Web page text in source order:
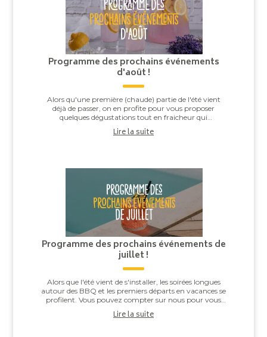
Programme des prochains événements
d'août !
Alors qu'une première (chaude) partie de l'été vient
déjà de passer, on en profite pour vous proposer
quelques dégustations tout en fraicheur qui
Lire la suite
Programme des prochains événements de
juillet !
Alors que l'été vient de s'installer, les soirées longues
autour des BBQ et les premiers départs en vacances se
profilent. Vous pouvez compter sur nous pour vous
Lire la suite